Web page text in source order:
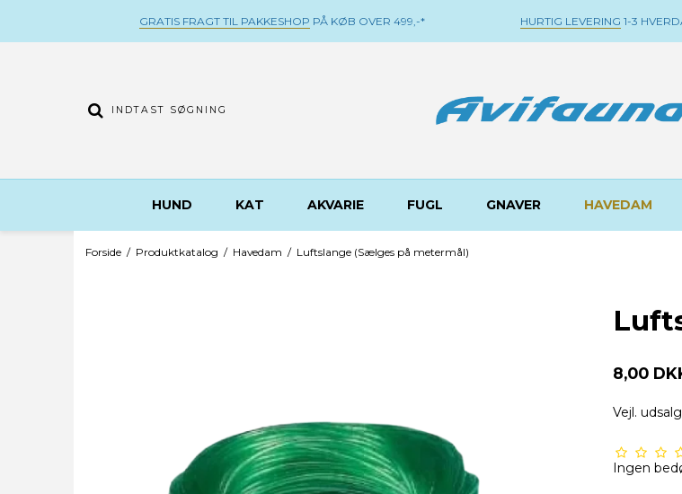
GRATIS FRAGT TIL PAKKESHOP PÅ KØB OVER 499,-* HURTIG LEVERING 1-3
HUND KAT AKVARIE FUGL GNAVER HAVEDAM
Forside / Produktkatalog / Havedam / Luftslange (Sælges på metermål)
8,00
Vejl.
Ingen